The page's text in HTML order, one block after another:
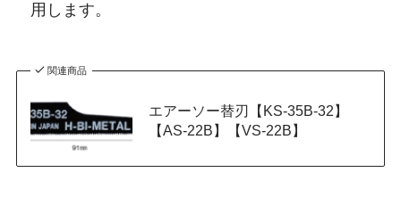
用します。
関連商品
エアーソー替刃【KS-35B-32】
【AS-22B】【VS-22B】